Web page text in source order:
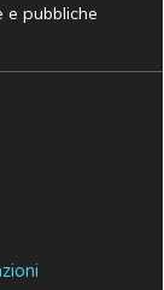
pubbliche